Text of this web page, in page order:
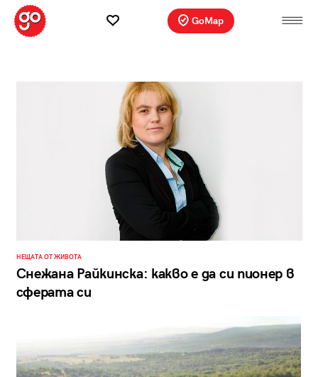
GoMap
НЕЩАТА ОТ ЖИВОТА
Снежана Райкинска: какво е да си пионер в
сферата си